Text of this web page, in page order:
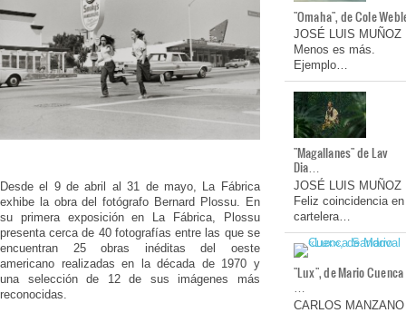
Desde el 9 de abril al 31 de mayo, La Fábrica
exhibe la obra del fotógrafo Bernard Plossu. En
su primera exposición en La Fábrica, Plossu
presenta cerca de 40 fotografías entre las que se
encuentran 25 obras inéditas del oeste
americano realizadas en la década de 1970 y
una selección de 12 de sus imágenes más
reconocidas.
"Omaha", de Cole
JOSÉ LUIS MUÑOZ
Menos es más.
Ejemplo…
"Magallanes" de Lav
Dia…
JOSÉ LUIS MUÑOZ
Feliz coincidencia en
cartelera…
"Lux", de Mario Cuenca
…
CARLOS MANZANO